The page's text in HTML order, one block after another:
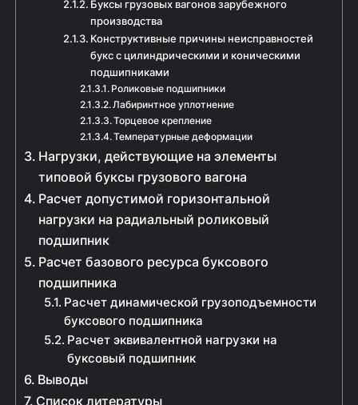
Буксы грузовых вагонов зарубежного
производства
Конструктивные причины неисправностей
букс с цилиндрическими и коническими
подшипниками
Роликовые подшипники
Лабиринтное уплотнение
Торцевое крепление
Температурные деформации
Нагрузки, действующие на элементы
типовой буксы грузового вагона
Расчет допустимой горизонтальной
нагрузки на радиальный роликовый
подшипник
Расчет базового ресурса буксового
подшипника
Расчет динамической грузоподъемности
буксового подшипника
Расчет эквивалентной нагрузки на
буксовый подшипник
Выводы
Список литературы